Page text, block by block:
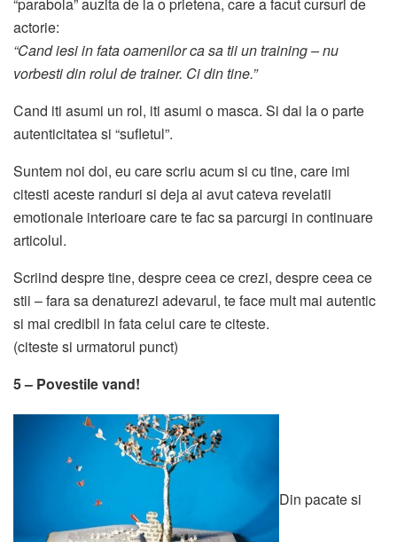
“parabola” auzita de la o prietena, care a facut cursuri de
actorie:
“Cand iesi in fata oamenilor ca sa tii un training – nu
vorbesti din rolul de trainer. Ci din tine.”
Cand iti asumi un rol, iti asumi o masca. Si dai la o parte
autenticitatea si “sufletul”.
Suntem noi doi, eu care scriu acum si cu tine, care imi
citesti aceste randuri si deja ai avut cateva revelatii
emotionale interioare care te fac sa parcurgi in continuare
articolul.
Scriind despre tine, despre ceea ce crezi, despre ceea ce
stii – fara sa denaturezi adevarul, te face mult mai autentic
si mai credibil in fata celui care te citeste.
(citeste si urmatorul punct)
5 – Povestile vand!
Din pacate si